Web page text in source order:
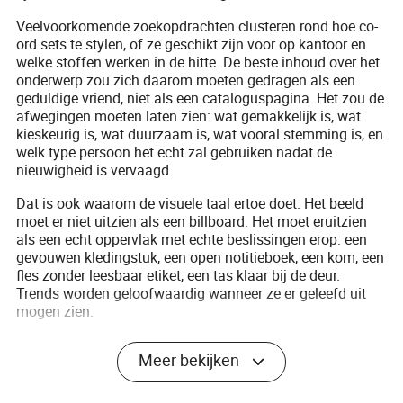
Veelvoorkomende zoekopdrachten clusteren rond hoe co-
ord sets te stylen, of ze geschikt zijn voor op kantoor en
welke stoffen werken in de hitte. De beste inhoud over het
onderwerp zou zich daarom moeten gedragen als een
geduldige vriend, niet als een cataloguspagina. Het zou de
afwegingen moeten laten zien: wat gemakkelijk is, wat
kieskeurig is, wat duurzaam is, wat vooral stemming is, en
welk type persoon het echt zal gebruiken nadat de
nieuwigheid is vervaagd.
Dat is ook waarom de visuele taal ertoe doet. Het beeld
moet er niet uitzien als een billboard. Het moet eruitzien
als een echt oppervlak met echte beslissingen erop: een
gevouwen kledingstuk, een open notitieboek, een kom, een
fles zonder leesbaar etiket, een tas klaar bij de deur.
Trends worden geloofwaardig wanneer ze er geleefd uit
mogen zien.
Wat hierna te bekijken
De volgende fase zal waarschijnlijk stiller zijn dan de
Meer bekijken